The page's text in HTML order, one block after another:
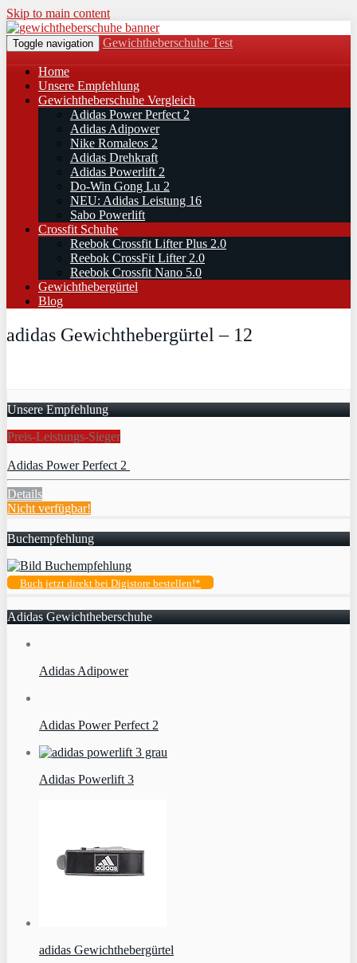
Skip to main content
Toggle navigation Gewichtheberschuhe Test
Home
Unsere Empfehlung
Gewichtheberschuhe Vergleich
Adidas Power Perfect 2
Adidas Adipower
Nike Romaleos 2
Adidas Drehkraft
Adidas Powerlift 2
Do-Win Gong Lu 2
NEU: Adidas Leistung 16
Sabo Powerlift
Crossfit Schuhe
Reebok Crossfit Lifter Plus 2.0
Reebok CrossFit Lifter 2.0
Reebok Crossfit Nano 5.0
Gewichthebergürtel
Blog
adidas Gewichthebergürtel – 12
Unsere Empfehlung
Preis-Leistungs-Sieger
Adidas Power Perfect 2
Details
Nicht verfügbar!
Buchempfehlung
Buch jetzt direkt bei Digistore bestellen!*
Adidas Gewichtheberschuhe
Adidas Adipower
Adidas Power Perfect 2
Adidas Powerlift 3
adidas Gewichthebergürtel